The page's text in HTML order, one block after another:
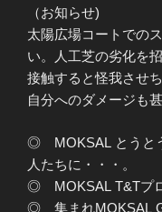
（お知らせ)
太陽広場コートでの
い。人工芝の劣化を
接触すると怪我させ
自分へのダメージも甚
◎ MOKSAL とうと
人たちに・・・。
◎ MOKSAL T&Tプロ
◎ 集まれMOKSAL